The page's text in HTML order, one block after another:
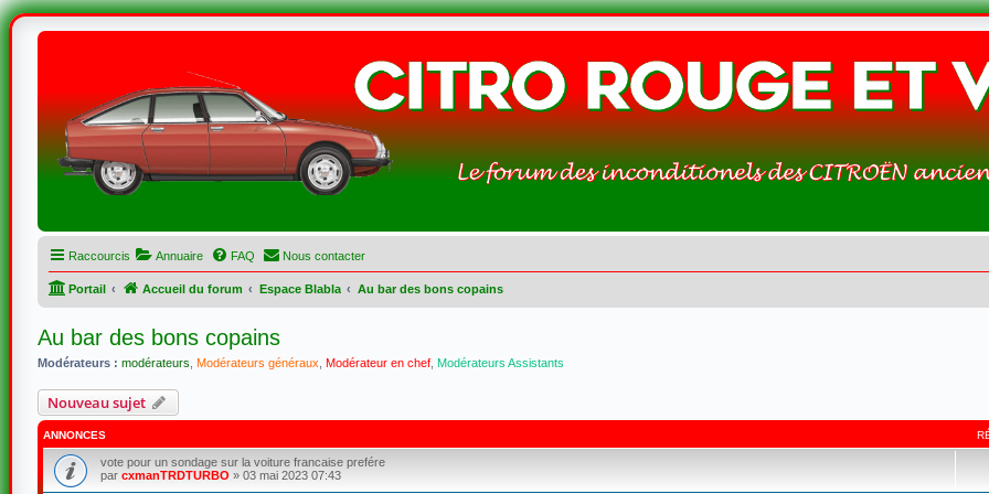
Raccourcis Annuaire FAQ Nous contacter
Portail Accueil du forum Espace Blabla Au bar des bons copains
Au bar des bons copains
Modérateurs : modérateurs Modérateurs généraux Modérateur en chef, Modérateurs Assistants
Nouveau sujet
ANNONCES
vote pour un sondage sur la voiture francaise prefére
par cxmanTRDTURBO » 03 mai 2023 07:43